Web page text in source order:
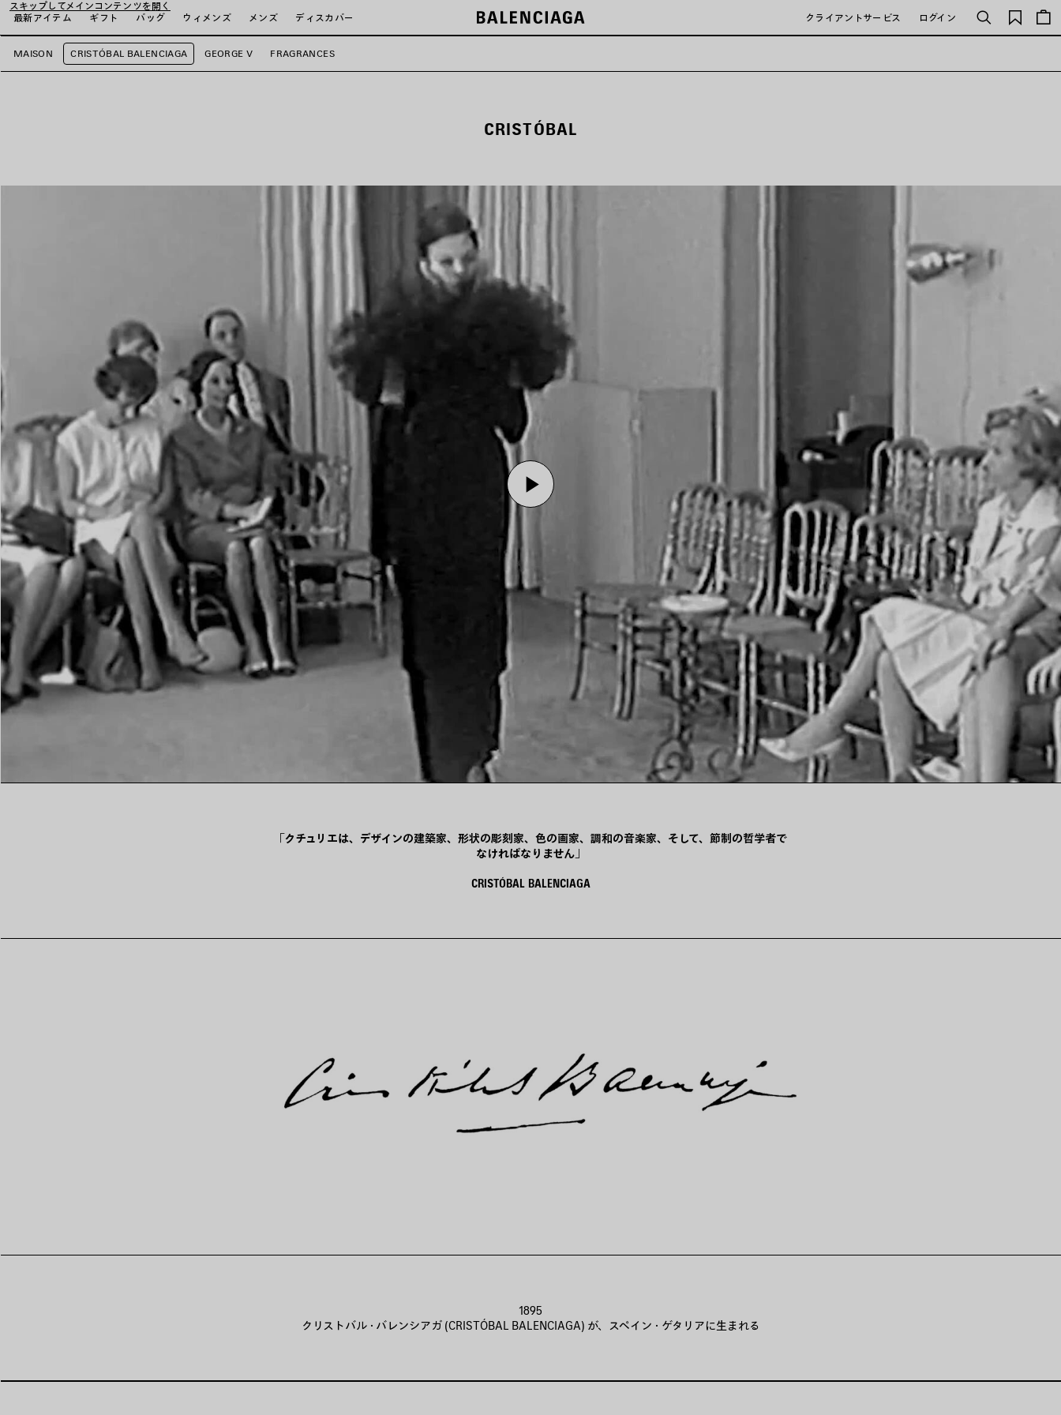
スキップしてメインコンテンツを開く
最新アイテム
ギフト バッグ ウィメンズ メンズ ディスカバー クライアントサービス ログイン
検
索
保
存
た
MAISON CRISTÓBAL BALENCIAGA GEORGE V FRAGRANCES
CRISTÓBAL
Play
Video
「クチュリエは、デザインの建築家、形状の彫刻家、色の画家、調和の音楽家、そして、節制の哲学者で
なければなりません」
CRISTÓBAL BALENCIAGA
1895
クリストバル・バレンシアガ (CRISTÓBAL BALENCIAGA) が、スペイン・ゲタリアに生まれる